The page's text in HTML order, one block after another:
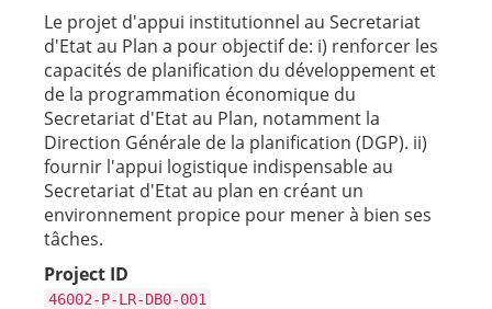
Le projet d'appui institutionnel au Secretariat
d'Etat au Plan a pour objectif de: i) renforcer les
capacités de planification du développement et
de la programmation économique du
Secretariat d'Etat au Plan, notamment la
Direction Générale de la planification (DGP). ii)
fournir l'appui logistique indispensable au
Secretariat d'Etat au plan en créant un
environnement propice pour mener à bien ses
tâches.
Project ID
46002-P-LR-DB0-001